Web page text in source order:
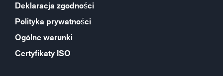
Deklaracja zgodności
Polityka prywatności
Ogólne warunki
Certyfikaty ISO